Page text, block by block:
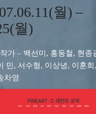
월) –
월)
가 – 백선미, 홍동철, 현종
민, 서수형, 이상녕, 이훈희
차영